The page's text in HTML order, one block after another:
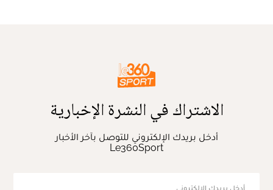
الاشتراك في النشرة الإخبارية
أدخل بريدك الإلكتروني للتوصل بآخر الأخبار
Le360Sport